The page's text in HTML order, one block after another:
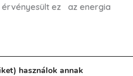
ez az energia
használok annak